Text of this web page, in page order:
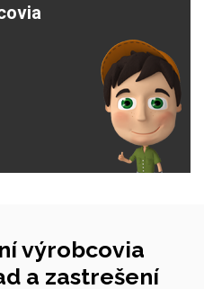
výrobcovia
a zastrešení